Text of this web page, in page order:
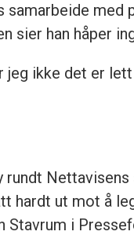
samarbeide med
sier han håper
ikke det er
hardt ut mot å
i